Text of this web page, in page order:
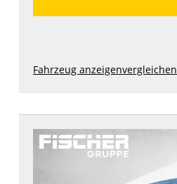
Fahrzeug anzeigenvergleichen